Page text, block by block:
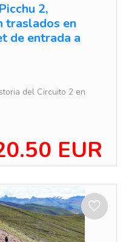
2,
traslados en
de entrada a
del Circuito 2 en
EUR